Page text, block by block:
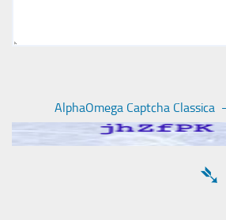
AlphaOmega Captcha
➴